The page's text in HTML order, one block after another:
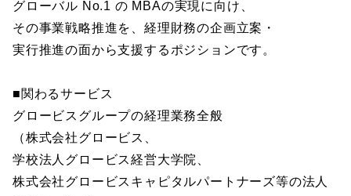
グローバル No.1 の MBAの実現に向け、
その事業戦略推進を、経理財務の企画立案・
実行推進の面から支援するポジションです。
■関わるサービス
グロービスグループの経理業務全般
（株式会社グロービス、
学校法人グロービス経営大学院、
株式会社グロービスキャピタルパートナーズ等の法人